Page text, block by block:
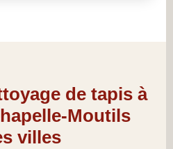
de tapis à
Moutils
villes